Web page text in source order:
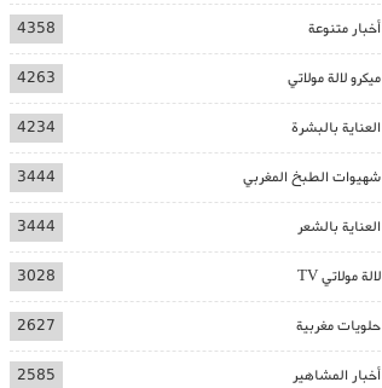
أخبار متنوعة 4358
ميكرو لالة مولاتي 4263
العناية بالبشرة 4234
شهيوات الطبخ المغربي 3444
العناية بالشعر 3444
لالة مولاتي TV 3028
حلويات مغربية 2627
أخبار المشاهير 2585